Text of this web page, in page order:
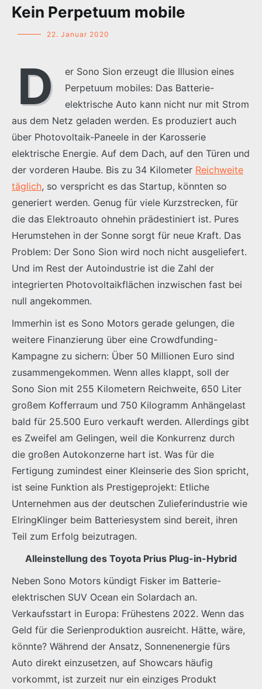
Kein Perpetuum mobile
22. Januar 2020
D
er Sono Sion erzeugt die Illusion eines
Perpetuum mobiles: Das Batterie-
elektrische Auto kann nicht nur mit Strom
aus dem Netz geladen werden. Es produziert auch
über Photovoltaik-Paneele in der Karosserie
elektrische Energie. Auf dem Dach, auf den Türen und
der vorderen Haube. Bis zu 34 Kilometer Reichweite
täglich, so verspricht es das Startup, könnten so
generiert werden. Genug für viele Kurzstrecken, für
die das Elektroauto ohnehin prädestiniert ist. Pures
Herumstehen in der Sonne sorgt für neue Kraft. Das
Problem: Der Sono Sion wird noch nicht ausgeliefert.
Und im Rest der Autoindustrie ist die Zahl der
integrierten Photovoltaikflächen inzwischen fast bei
null angekommen.
Immerhin ist es Sono Motors gerade gelungen, die
weitere Finanzierung über eine Crowdfunding-
Kampagne zu sichern: Über 50 Millionen Euro sind
zusammengekommen. Wenn alles klappt, soll der
Sono Sion mit 255 Kilometern Reichweite, 650 Liter
großem Kofferraum und 750 Kilogramm Anhängelast
bald für 25.500 Euro verkauft werden. Allerdings gibt
es Zweifel am Gelingen, weil die Konkurrenz durch
die großen Autokonzerne hart ist. Was für die
Fertigung zumindest einer Kleinserie des Sion spricht,
ist seine Funktion als Prestigeprojekt: Etliche
Unternehmen aus der deutschen Zulieferindustrie wie
ElringKlinger beim Batteriesystem sind bereit, ihren
Teil zum Erfolg beizutragen.
Alleinstellung des Toyota Prius Plug-in-Hybrid
Neben Sono Motors kündigt Fisker im Batterie-
elektrischen SUV Ocean ein Solardach an.
Verkaufsstart in Europa: Frühestens 2022. Wenn das
Geld für die Serienproduktion ausreicht. Hätte, wäre,
könnte? Während der Ansatz, Sonnenenergie fürs
Auto direkt einzusetzen, auf Showcars häufig
vorkommt, ist zurzeit nur ein einziges Produkt